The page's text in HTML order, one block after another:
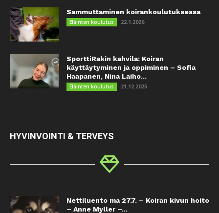
Sammuttaminen koirankoulutuksessa
Eläinten koulutus 22.1.2026
SporttiRakin kahvila: Koiran
käyttäytyminen ja oppiminen – Sofia
Haapanen, Nina Laiho...
Eläinten koulutus 21.12.2025
HYVINVOINTI & TERVEYS
Nettiluento ma 27.7. – Koiran kivun hoito
– Anne Myller –...